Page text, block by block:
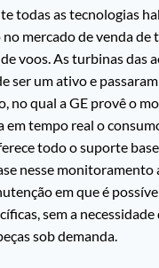
todas as tecnologias
mercado de venda de
voos. As turbinas das
ser um ativo e
no qual a GE provê o
tempo real o
todo o suporte
nesse monitoramento
em que é
sem a
sob demanda.